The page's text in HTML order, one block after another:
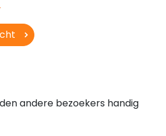
andere bezoekers handig